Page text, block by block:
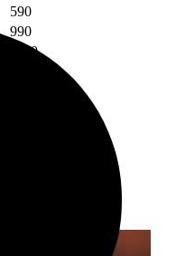
590
990
1190